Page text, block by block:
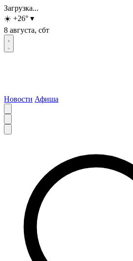
Загрузка...
☀️ +26° ▾
8 августа, сбт
Новости Афиша